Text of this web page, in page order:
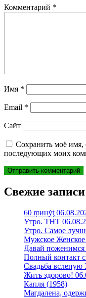
Комментарий *
Имя *
Email *
Сайт
Сохранить моё имя,
последующих моих
Свежие записи
60 ṃинẏƫ
Утро. ТНТ
Утро. Самое
Мужское Женское
Давай поженимся
Полный контакт
Свадьба вслепую
Жить здорово!
Капля (1958)
Магдалена,